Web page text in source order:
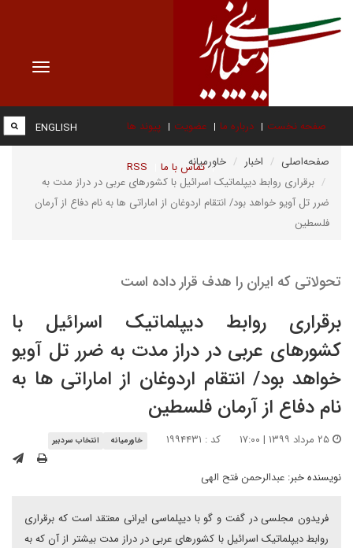
Toggle
صفحه نخست درباره ما عضویت پیوند ها
تماس با ما RSS
ENGLISH
صفحه‌اصلی اخبار
خاورمیانه
برقراری روابط دیپلماتیک اسرائیل با کشورهای عربی در دراز مدت به
ضرر تل آویو خواهد بود/ انتقام اردوغان از اماراتی ها به نام دفاع از آرمان
فلسطین
تحولاتی که ایران را هدف قرار داده است
برقراری روابط دیپلماتیک اسرائیل با
کشورهای عربی در دراز مدت به ضرر تل آویو
خواهد بود/ انتقام اردوغان از اماراتی ها به
نام دفاع از آرمان فلسطین
کد : ۱۹۹۴۴۳۱ خاورمیانه انتخاب سردبیر
نویسنده خبر: عبدالرحمن فتح الهی
فریدون مجلسی در گفت و گو با دیپلماسی ایرانی معتقد است که برقراری
روابط دیپلماتیک اسرائیل با کشورهای عربی در دراز مدت بیشتر از آن که به